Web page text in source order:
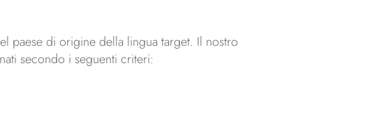
paese di origine della lingua target. Il nostro
secondo i seguenti criteri: